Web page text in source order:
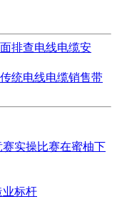
排查电线电缆安
统电线电缆销售带
实操比赛在蜜柚下
业标杆